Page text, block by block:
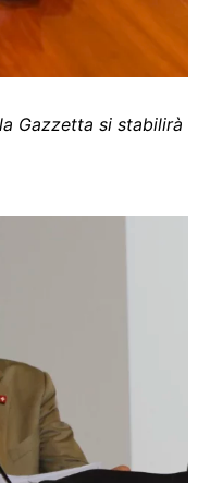
Gazzetta si stabilirà